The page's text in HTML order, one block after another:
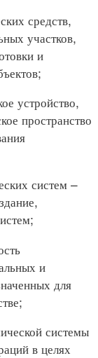
средств,
участков,
и
устройство,
пространство
систем –
и
для
системы
в целях